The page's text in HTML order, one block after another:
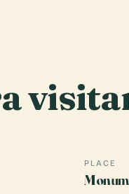
PLACE